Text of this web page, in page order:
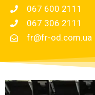
067 600 2111
067 306 2111
fr@fr-od.com.ua